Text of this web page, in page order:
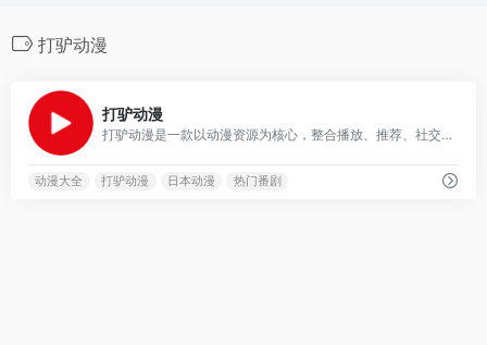
打驴动漫
打驴动漫
打驴动漫是一款以动漫资源为核心，整合播放、推荐、社交功能的综合性平台，致力于为二次元爱好者提供便捷、多元的观影体验。
动漫大全 打驴动漫 日本动漫 热门番剧